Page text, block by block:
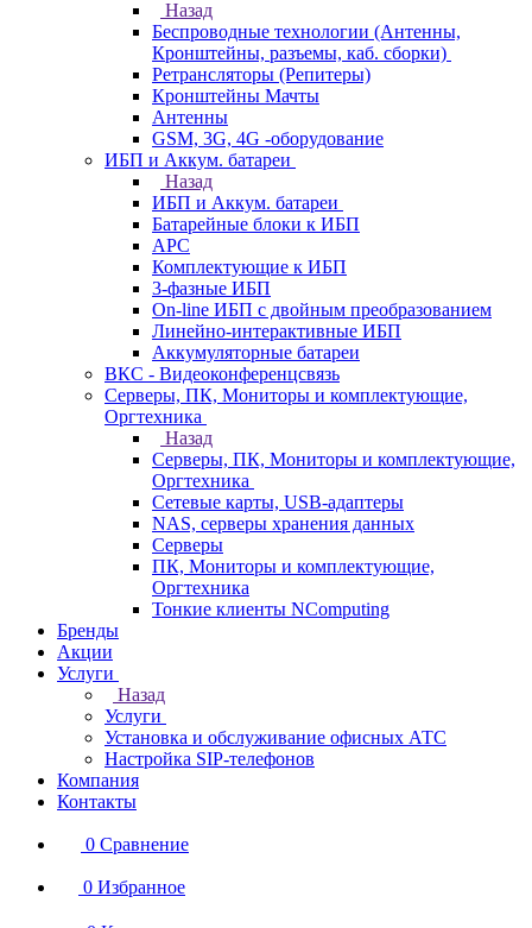
Назад
Беспроводные технологии (Антенны,
Кронштейны, разъемы, каб. сборки)
Ретрансляторы (Репитеры)
Кронштейны Мачты
Антенны
GSM, 3G, 4G -оборудование
ИБП и Аккум. батареи
Назад
ИБП и Аккум. батареи
Батарейные блоки к ИБП
APC
Комплектующие к ИБП
3-фазные ИБП
On-line ИБП с двойным преобразованием
Линейно-интерактивные ИБП
Аккумуляторные батареи
ВКС - Видеоконференцсвязь
Серверы, ПК, Мониторы и комплектующие,
Оргтехника
Назад
Серверы, ПК, Мониторы и комплектующие,
Оргтехника
Сетевые карты, USB-адаптеры
NAS, серверы хранения данных
Серверы
ПК, Мониторы и комплектующие,
Оргтехника
Тонкие клиенты NComputing
Бренды
Акции
Услуги
Назад
Услуги
Установка и обслуживание офисных АТС
Настройка SIP-телефонов
Компания
Контакты
0 Сравнение
0 Избранное